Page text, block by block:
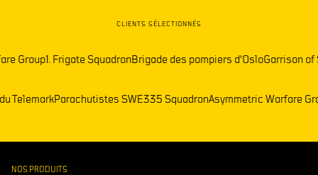
CLIENTS SÉLECTIONNÉS
1. Frigate SquadronBrigade des pompiers d'OsloGarrison of Sør-
du TelemarkParachutistes SWE335 SquadronAsymmetric
NOS PRODUITS